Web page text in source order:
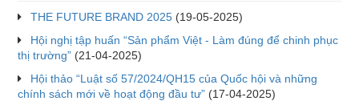
THE FUTURE BRAND 2025 (19-05-2025)
Hội nghị tập huấn “Sản phẩm Việt - Làm đúng để chinh phục
thị trường” (21-04-2025)
Hội thảo “Luật số 57/2024/QH15 của Quốc hội và những
chính sách mới về hoạt động đầu tư” (17-04-2025)